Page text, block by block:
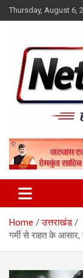
Skip
to
Thursday, August 6,
Home
उत्तराखंड
गर्मी से राहत के